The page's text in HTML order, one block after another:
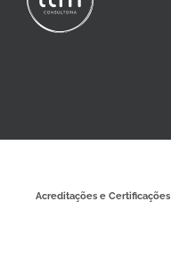
Acreditações e Certificações